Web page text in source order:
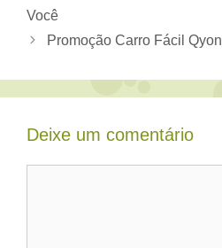
Você
Promoção Carro Fácil Qyon
Deixe um comentário